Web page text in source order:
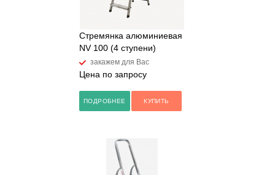
Стремянка алюминиевая
NV 100 (4 ступени)
закажем для Вас
Цена по запросу
ПОДРОБНЕЕ КУПИТЬ